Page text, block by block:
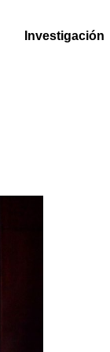
Investigación